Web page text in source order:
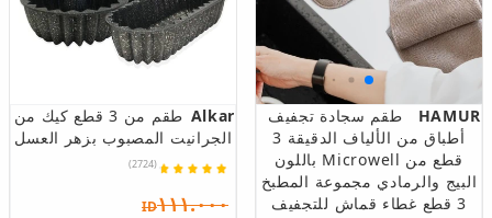
HAMUR
طقم سجادة تجفيف
أطباق من الألياف الدقيقة 3
قطع من Microwell باللون
البيج والرمادي مجموعة المطبخ
3 قطع غطاء قماش للتجفيف
Alkar
طقم من 3 قطع كيك من
الجرانيت المصبوب بزهر العسل
(2724)
ID١١١.٠٠٠